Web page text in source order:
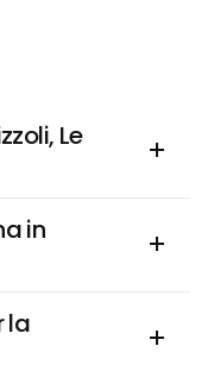
Le
in
la